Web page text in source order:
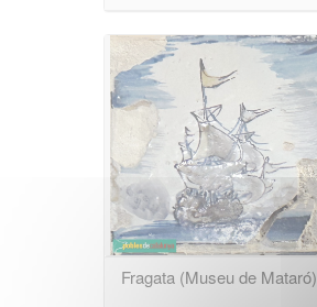
Fragata (Museu de Mataró)